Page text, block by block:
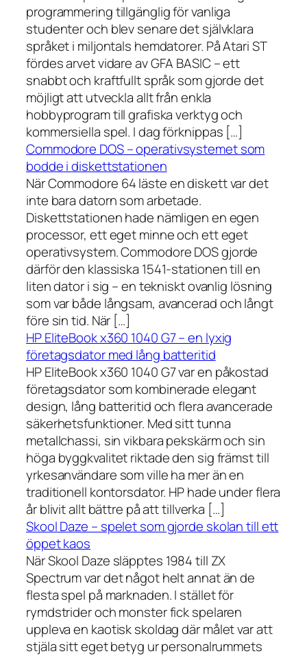
programmering tillgänglig för vanliga
studenter och blev senare det självklara
språket i miljontals hemdatorer. På Atari ST
fördes arvet vidare av GFA BASIC – ett
snabbt och kraftfullt språk som gjorde det
möjligt att utveckla allt från enkla
hobbyprogram till grafiska verktyg och
kommersiella spel. I dag förknippas […]
Commodore DOS – operativsystemet som
bodde i diskettstationen
När Commodore 64 läste en diskett var det
inte bara datorn som arbetade.
Diskettstationen hade nämligen en egen
processor, ett eget minne och ett eget
operativsystem. Commodore DOS gjorde
därför den klassiska 1541-stationen till en
liten dator i sig – en tekniskt ovanlig lösning
som var både långsam, avancerad och långt
före sin tid. När […]
HP EliteBook x360 1040 G7 – en lyxig
företagsdator med lång batteritid
HP EliteBook x360 1040 G7 var en påkostad
företagsdator som kombinerade elegant
design, lång batteritid och flera avancerade
säkerhetsfunktioner. Med sitt tunna
metallchassi, sin vikbara pekskärm och sin
höga byggkvalitet riktade den sig främst till
yrkesanvändare som ville ha mer än en
traditionell kontorsdator. HP hade under flera
år blivit allt bättre på att tillverka […]
Skool Daze – spelet som gjorde skolan till ett
öppet kaos
När Skool Daze släpptes 1984 till ZX
Spectrum var det något helt annat än de
flesta spel på marknaden. I stället för
rymdstrider och monster fick spelaren
uppleva en kaotisk skoldag där målet var att
stjäla sitt eget betyg ur personalrummets